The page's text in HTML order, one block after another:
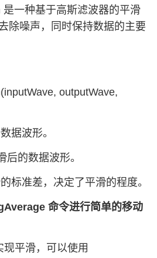
是一种基于高斯滤波器的平滑
除噪声，同时保持数据的主要
outputWave,
据波形。
后的数据波形。
标准差，决定了平滑的程度。
命令进行简单的移动
平滑，可以使用